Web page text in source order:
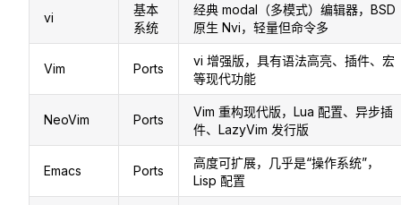
vi
基本
系统
经典 modal（多模式）编辑器，BSD
原生 Nvi，轻量但命令多
Vim Ports
vi 增强版，具有语法高亮、插件、宏
等现代功能
NeoVim Ports
Vim 重构现代版，Lua 配置、异步插
件、LazyVim 发行版
Emacs Ports
高度可扩展，几乎是“操作系统”，
Lisp 配置